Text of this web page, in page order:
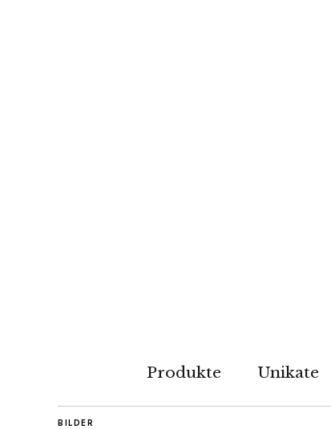
Produkte Unikate
BILDER